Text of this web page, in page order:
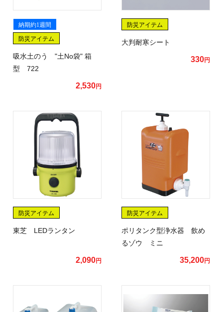
納期約1週間
防災アイテム
吸水土のう "土No袋" 箱
型 722
2,530円
防災アイテム
大判耐寒シート
330円
防災アイテム
東芝 LEDランタン
2,090円
防災アイテム
ポリタンク型浄水器 飲め
るゾウ ミニ
35,200円